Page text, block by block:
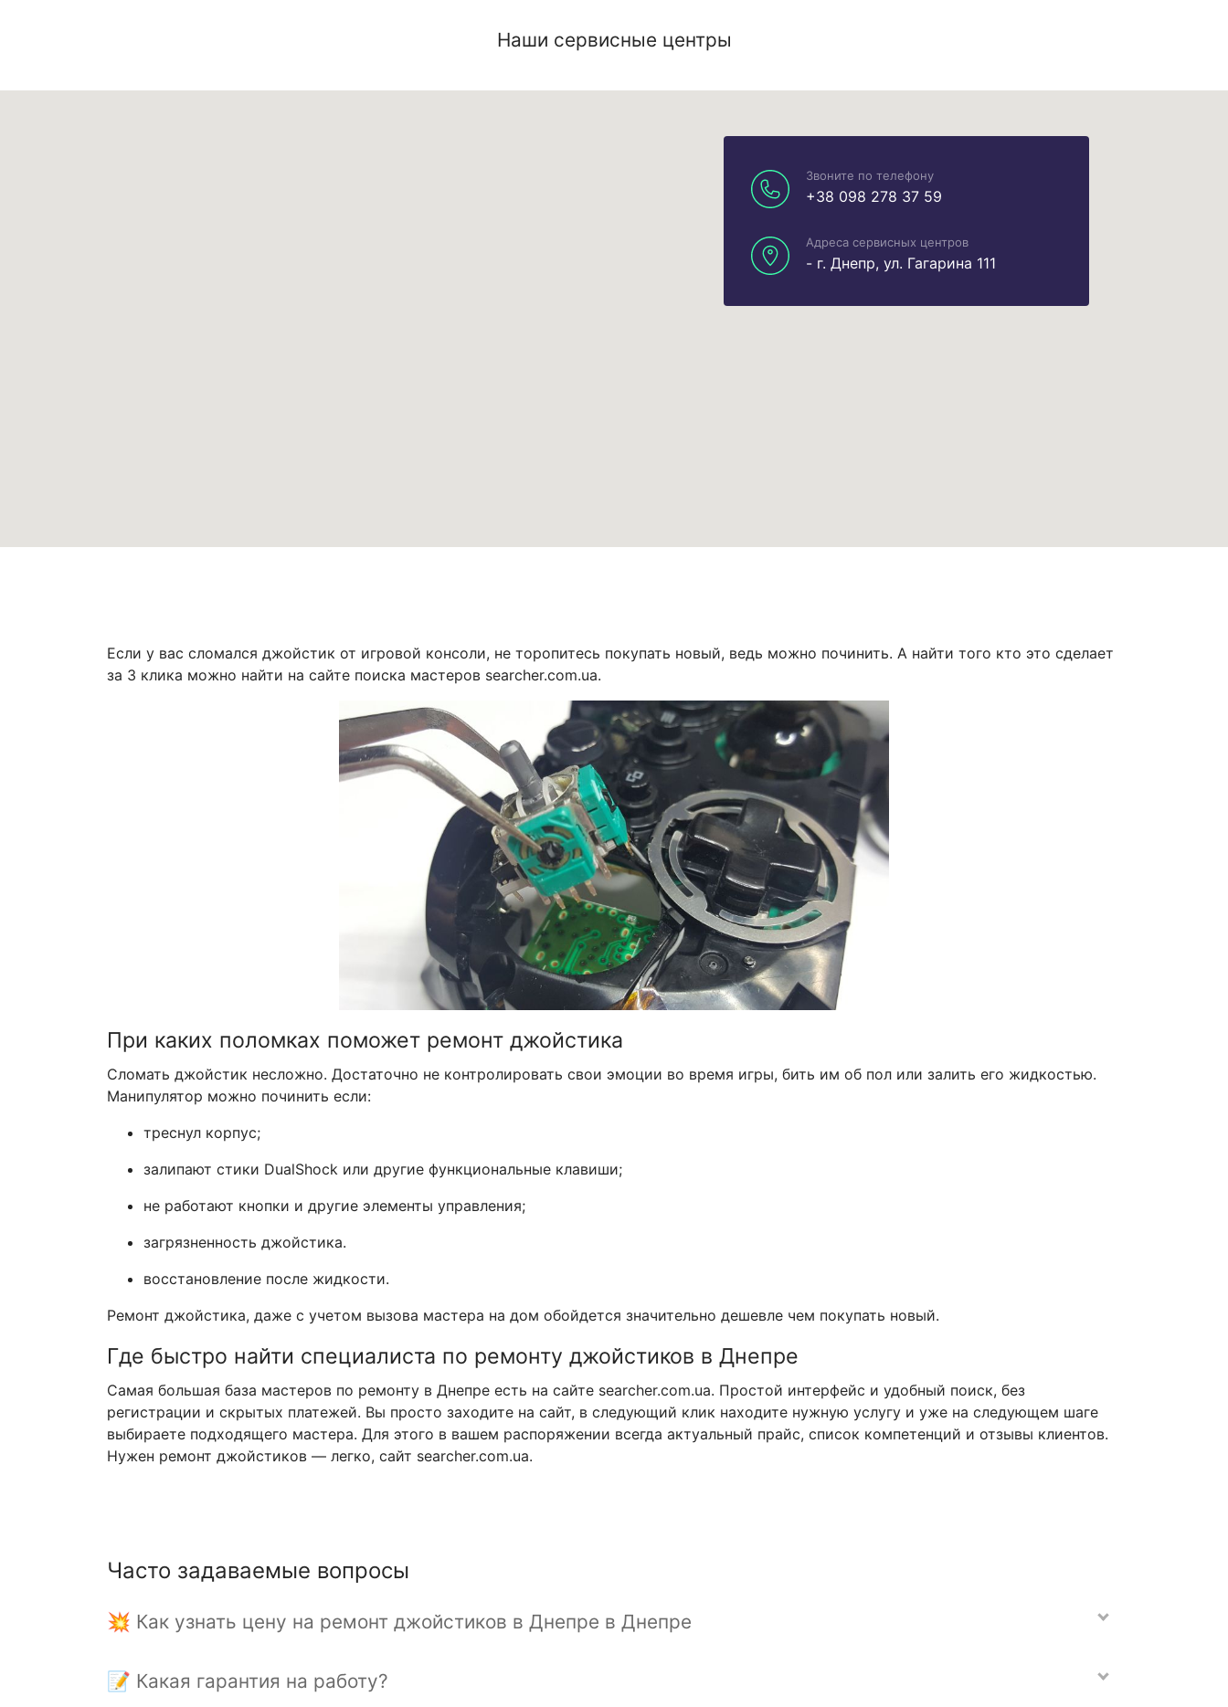
Наши сервисные центры
Звоните по телефону
+38 098 278 37 59
Адреса сервисных центров
- г. Днепр, ул. Гагарина 111
Если у вас сломался джойстик от игровой консоли, не торопитесь покупать новый, ведь можно починить. А найти того кто это сделает
за 3 клика можно найти на сайте поиска мастеров searcher.com.ua.
При каких поломках поможет ремонт джойстика
Сломать джойстик несложно. Достаточно не контролировать свои эмоции во время игры, бить им об пол или залить его жидкостью.
Манипулятор можно починить если:
треснул корпус;
залипают стики DualShock или другие функциональные клавиши;
не работают кнопки и другие элементы управления;
загрязненность джойстика.
восстановление после жидкости.
Ремонт джойстика, даже с учетом вызова мастера на дом обойдется значительно дешевле чем покупать новый.
Где быстро найти специалиста по ремонту джойстиков в Днепре
Самая большая база мастеров по ремонту в Днепре есть на сайте searcher.com.ua. Простой интерфейс и удобный поиск, без
регистрации и скрытых платежей. Вы просто заходите на сайт, в следующий клик находите нужную услугу и уже на следующем шаге
выбираете подходящего мастера. Для этого в вашем распоряжении всегда актуальный прайс, список компетенций и отзывы клиентов.
Нужен ремонт джойстиков — легко, сайт searcher.com.ua.
Часто задаваемые вопросы
💥 Как узнать цену на ремонт джойстиков в Днепре в Днепре
📝 Какая гарантия на работу?